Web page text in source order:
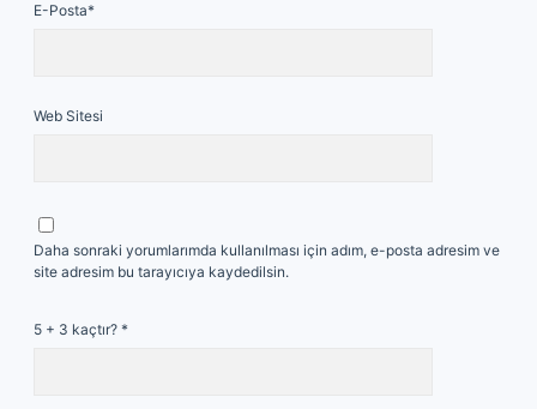
E-Posta*
Web Sitesi
Daha sonraki yorumlarımda kullanılması için adım, e-posta adresim ve
site adresim bu tarayıcıya kaydedilsin.
5 + 3 kaçtır? *